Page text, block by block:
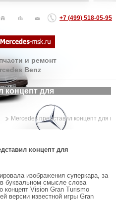
+7 (499) 518-05-95
и ремонт
Benz
концепт для
Mercedes представил концепт для
концепт для
изображения суперкара, за
буквальном смысле слова
Vision Gran Turismo
версии известной игры Gran